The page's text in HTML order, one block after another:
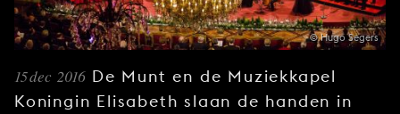
JONG
PUBLIEK
DE
MUNT
© Hugo Segers
15 dec 2016 De Munt en de Muziekkapel
Koningin Elisabeth slaan de handen in